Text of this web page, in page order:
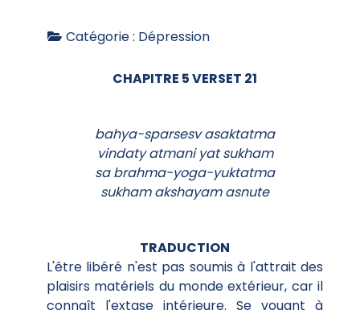
Catégorie : Dépression
CHAPITRE 5 VERSET 21
bahya-sparsesv asaktatma
vindaty atmani yat sukham
sa brahma-yoga-yuktatma
sukham akshayam asnute
TRADUCTION
L'être libéré n'est pas soumis à l'attrait des
plaisirs matériels du monde extérieur, car il
connaît l'extase intérieure. Se vouant à